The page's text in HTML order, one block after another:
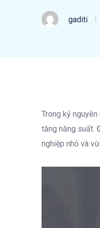
gaditi
Trong kỷ
tăng năng suất.
nghiệp nhỏ và